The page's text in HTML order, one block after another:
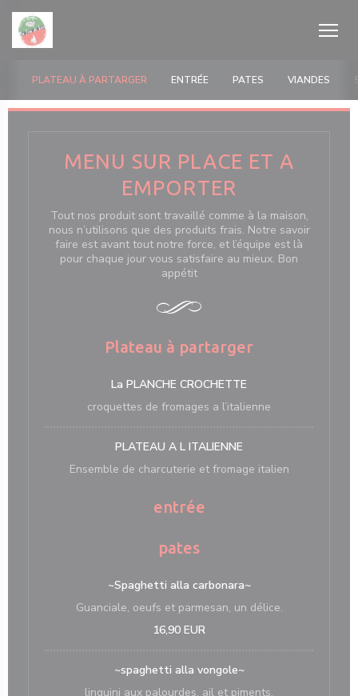
Cookies beheer paneel
MENU SUR PLACE ET A
EMPORTER
Tout nos produit sont travaillé comme à la maison,
nous n’utilisons que des produits frais. Notre savoir
faire est avant tout notre force, et l’équipe est là
pour chaque jour vous satisfaire au mieux. Bon
appétit
Plateau à partarger
La PLANCHE CROCHETTE
croquettes de fromages a l’italienne
PLATEAU A L ITALIENNE
Ensemble de charcuterie et fromage italien
entrée
pates
~Spaghetti alla carbonara~
Guanciale, oeufs et parmesan, un délice.
16,90 EUR
~spaghetti alla vongole~
linguini aux palourdes, ail et piments.
PLATEAU À PARTARGER ENTRÉE PATES VIANDES